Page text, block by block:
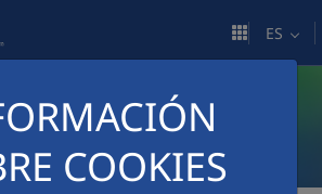
COOKIES
ES